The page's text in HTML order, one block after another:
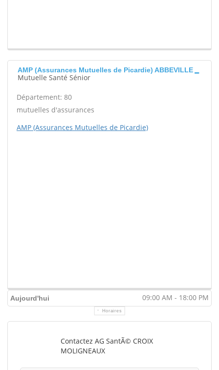
AMP (Assurances Mutuelles de Picardie) ABBEVILLE
Mutuelle Santé Sénior
Département: 80
mutuelles d'assurances
AMP (Assurances Mutuelles de Picardie)
Aujourd'hui 09:00 AM - 18:00 PM
Horaires
Contactez AG SantÃ© CROIX
MOLIGNEAUX